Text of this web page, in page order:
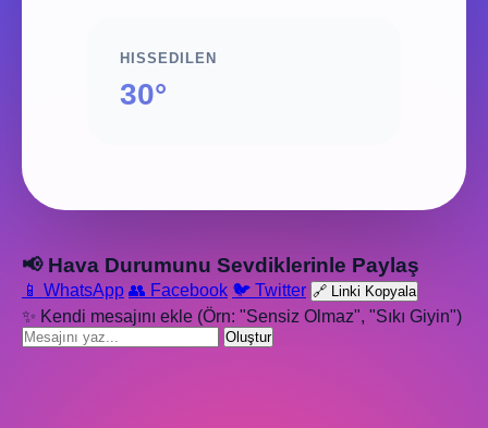
HISSEDILEN
30°
📢 Hava Durumunu Sevdiklerinle Paylaş
📱 WhatsApp 👥 Facebook 🐦 Twitter 🔗 Linki Kopyala
✨ Kendi mesajını ekle (Örn: "Sensiz Olmaz", "Sıkı Giyin")
Oluştur